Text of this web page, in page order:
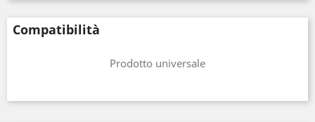
Compatibilità
Prodotto universale